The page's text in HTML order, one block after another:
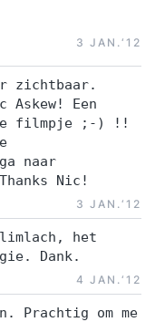
3 JAN.‘12
zichtbaar.
Askew! Een
filmpje ;-) !!
naar
Nic!
3 JAN.‘12
het
Dank.
4 JAN.‘12
Prachtig om me